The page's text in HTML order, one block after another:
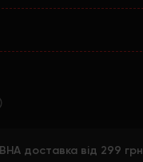
доставка від 299 грн